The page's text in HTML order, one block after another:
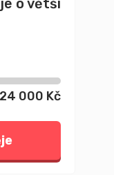
o větší
24 000 Kč